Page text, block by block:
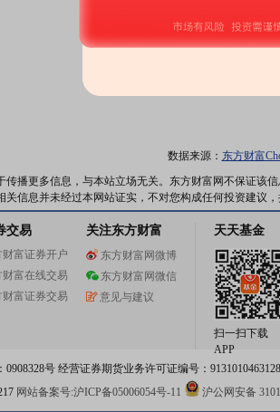
数据来源： 东方财富
传播更多信息，与本站立场无关。东方财富网不保证该
信息并未经过本网站证实，不对您构成任何投资建议，
交易
财富证券开户
财富在线交易
财富证券交易
关注东方财富
东方财富网微博
东方财富网微信
意见与建议
天天基金
扫一扫下载
APP
号 经营证券期货业务许可证编号：
网站备案号:沪ICP备05006054号-11 沪公网安备